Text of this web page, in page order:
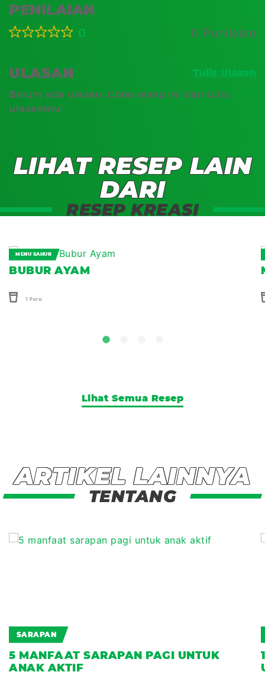
PENILAIAN
0
0 Penilaian
ULASAN Tulis Ulasan
Belum ada ulasan. Coba resep ini dan tulis
ulasanmu!
LIHAT RESEP LAIN
DARI
RESEP KREASI
MENU SAHUR
BUBUR AYAM
1 Porsi
Lihat Semua Resep
ARTIKEL LAINNYA
TENTANG
SARAPAN
5 MANFAAT SARAPAN PAGI UNTUK
ANAK AKTIF